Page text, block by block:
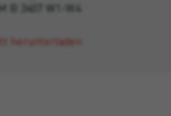
B 3407 W1-W4
herunterladen